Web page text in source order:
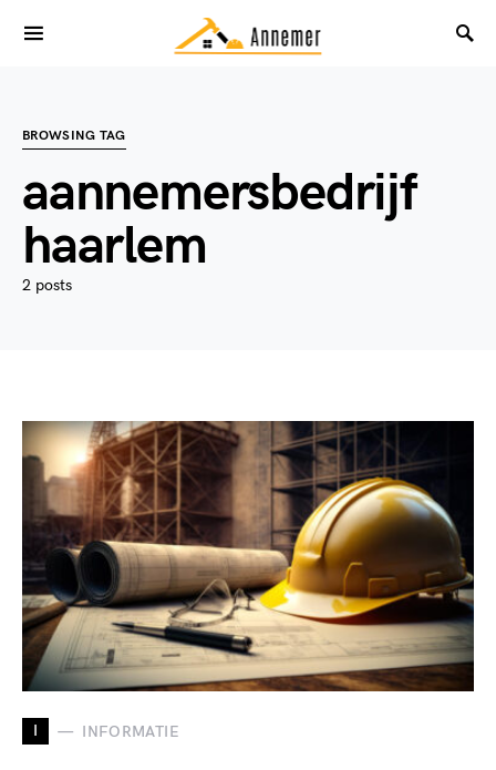
BROWSING TAG
aannemersbedrijf
haarlem
2 posts
I INFORMATIE